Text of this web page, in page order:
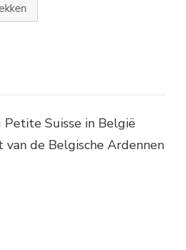
Petite Suisse in België
de Belgische Ardennen